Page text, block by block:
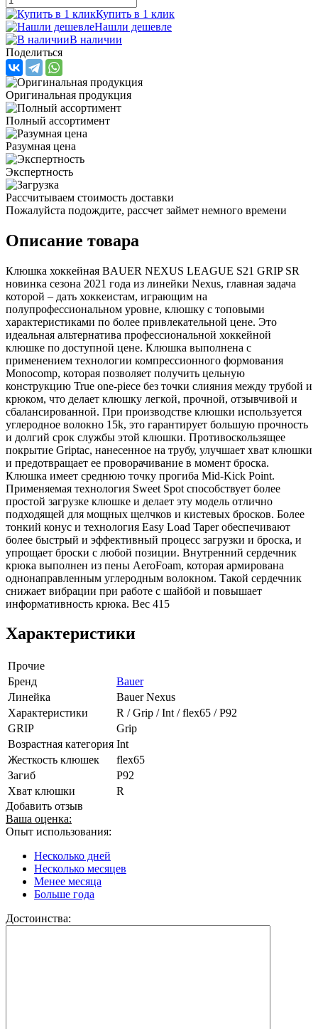
Купить в 1 клик
Нашли дешевле
В наличии
Поделиться
Оригинальная продукция
Полный ассортимент
Разумная цена
Экспертность
Рассчитываем стоимость доставки
Пожалуйста подождите, рассчет займет немного времени
Описание товара
Клюшка хоккейная BAUER NEXUS LEAGUE S21 GRIP SR
новинка сезона 2021 года из линейки Nexus, главная задача
которой – дать хоккеистам, играющим на
полупрофессиональном уровне, клюшку с топовыми
характеристиками по более привлекательной цене. Это
идеальная альтернатива профессиональной хоккейной
клюшке по доступной цене. Клюшка выполнена с
применением технологии компрессионного формования
Monocomp, которая позволяет получить цельную
конструкцию True one-piece без точки слияния между трубой и
крюком, что делает клюшку легкой, прочной, отзывчивой и
сбалансированной. При производстве клюшки используется
углеродное волокно 15k, это гарантирует большую прочность
и долгий срок службы этой клюшки. Противоскользящее
покрытие Griptac, нанесенное на трубу, улучшает хват клюшки
и предотвращает ее проворачивание в момент броска.
Клюшка имеет среднюю точку прогиба Mid-Kick Point.
Применяемая технология Sweet Spot способствует более
простой загрузке клюшке и делает эту модель отлично
подходящей для мощных щелчков и кистевых бросков. Более
тонкий конус и технология Easy Load Taper обеспечивают
более быстрый и эффективный процесс загрузки и броска, и
упрощает броски с любой позиции. Внутренний сердечник
крюка выполнен из пены AeroFoam, которая армирована
однонаправленным углеродным волокном. Такой сердечник
снижает вибрации при работе с шайбой и повышает
информативность крюка. Вес 415
Характеристики
Прочие
Бренд
Bauer
Линейка
Bauer Nexus
Характеристики
R / Grip / Int / flex65 / P92
GRIP
Grip
Возрастная категория Int
Жесткость клюшек
flex65
Загиб
P92
Хват клюшки
R
Добавить отзыв
Ваша оценка:
Опыт использования:
Несколько дней
Несколько месяцев
Менее месяца
Больше года
Достоинства: